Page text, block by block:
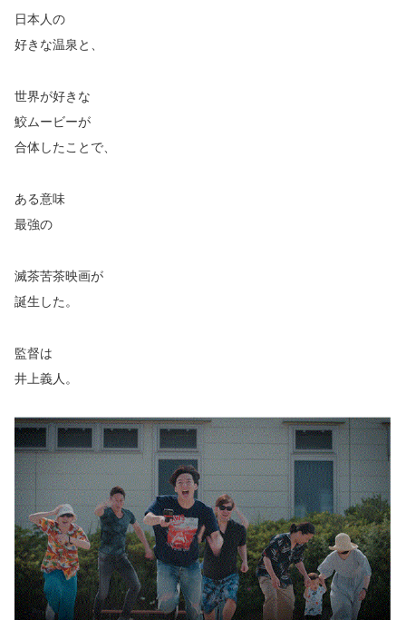
日本人の
好きな温泉と、
世界が好きな
鮫ムービーが
合体したことで、
ある意味
最強の
滅茶苦茶映画が
誕生した。
監督は
井上義人。